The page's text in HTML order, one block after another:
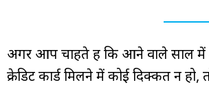
अगर आप चाहते हैं कि आने वाले साल में
क्रेडिट कार्ड मिलने में कोई दिक्कत न